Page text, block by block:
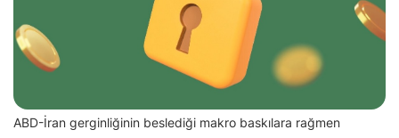
ABD-İran gerginliğinin beslediği makro baskılara rağmen